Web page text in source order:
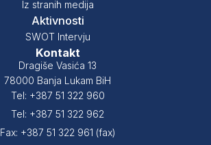
Iz stranih medija
Aktivnosti
SWOT Intervju
Kontakt
Dragiše Vasića 13
78000 Banja Lukam BiH
Tel: +387 51 322 960
Tel: +387 51 322 962
Fax: +387 51 322 961 (fax)